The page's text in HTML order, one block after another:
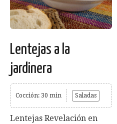
Lentejas a la
jardinera
Cocción: 30 min Saladas
Lentejas Revelación en